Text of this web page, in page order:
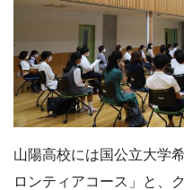
山陽高校には国公立大学
ロンティアコース」と、